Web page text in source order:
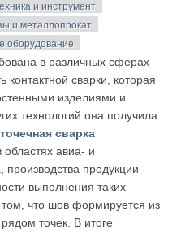
и инструмент
и металлопрокат
оборудование
в различных сферах
контактной сварки, которая
изделиями и
технологий она получила
точечная сварка
областях авиа- и
производства продукции
выполнения таких
что шов формируется из
точек. В итоге